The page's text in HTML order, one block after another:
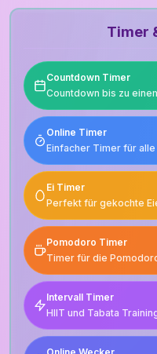
Timer
Countdown Timer
Countdown bis zu
Online Timer
Einfacher Timer für
Ei Timer
Perfekt für gekochte
Pomodoro Timer
Timer für die
Intervall Timer
HIIT und Tabata